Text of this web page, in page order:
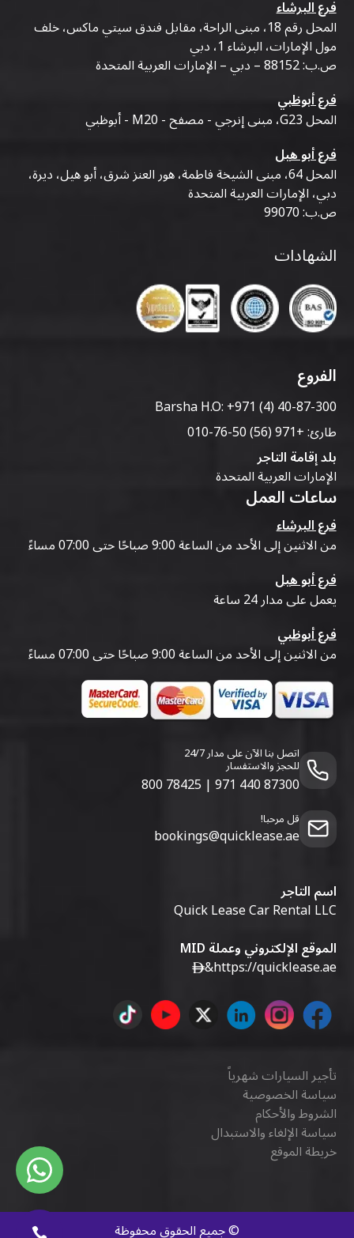
فرع البرشاء
المحل رقم 18، مبنى الراحة، مقابل فندق سيتي ماكس، خلف
مول الإمارات، البرشاء 1، دبي
ص.ب: 88152 – دبي – الإمارات العربية المتحدة
فرع أبوظبي
المحل G23، مبنى إنرجي - مصفح - M20 - أبوظبي
فرع أبو هيل
المحل 64، مبنى الشيخة فاطمة، هور العنز شرق، أبو هيل، ديرة،
دبي، الإمارات العربية المتحدة
ص.ب: 99070
الشهادات
الفروع
Barsha H.O:+971 (4) 40-87-300
طارئ:+971 (56) 50-76-010
بلد إقامة التاجر
الإمارات العربية المتحدة
ساعات العمل
فرع البرشاء
من الاثنين إلى الأحد من الساعة 9:00 صباحًا حتى 07:00 مساءً
فرع أبو هيل
يعمل على مدار 24 ساعة
فرع أبوظبي
من الاثنين إلى الأحد من الساعة 9:00 صباحًا حتى 07:00 مساءً
اتصل بنا الآن على مدار 24/7
للحجز والاستفسار
800 78425 | 971 440 87300
قل مرحبا!
bookings@quicklease.ae
اسم التاجر
Quick Lease Car Rental LLC
الموقع الإلكتروني وعملة MID
https://quicklease.ae
&
تأجير السيارات شهرياً
سياسة الخصوصية
الشروط والأحكام
سياسة الإلغاء والاستبدال
خريطة الموقع
©جميع الحقوق محفوظة